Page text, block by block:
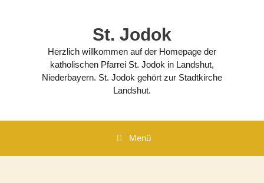
St. Jodok
Herzlich willkommen auf der Homepage der
katholischen Pfarrei St. Jodok in Landshut,
Niederbayern. St. Jodok gehört zur Stadtkirche
Landshut.
Menü